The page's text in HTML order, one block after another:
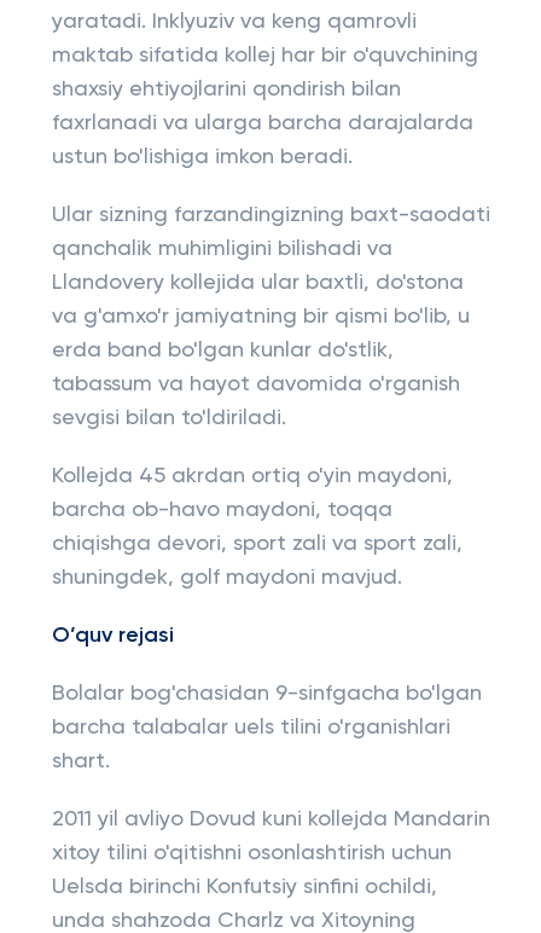
yaratadi. Inklyuziv va keng qamrovli
maktab sifatida kollej har bir o'quvchining
shaxsiy ehtiyojlarini qondirish bilan
faxrlanadi va ularga barcha darajalarda
ustun bo'lishiga imkon beradi.
Ular sizning farzandingizning baxt-saodati
qanchalik muhimligini bilishadi va
Llandovery kollejida ular baxtli, do'stona
va g'amxo'r jamiyatning bir qismi bo'lib, u
erda band bo'lgan kunlar do'stlik,
tabassum va hayot davomida o'rganish
sevgisi bilan to'ldiriladi.
Kollejda 45 akrdan ortiq o'yin maydoni,
barcha ob-havo maydoni, toqqa
chiqishga devori, sport zali va sport zali,
shuningdek, golf maydoni mavjud.
O’quv rejasi
Bolalar bog'chasidan 9-sinfgacha bo'lgan
barcha talabalar uels tilini o'rganishlari
shart.
2011 yil avliyo Dovud kuni kollejda Mandarin
xitoy tilini o'qitishni osonlashtirish uchun
Uelsda birinchi Konfutsiy sinfini ochildi,
unda shahzoda Charlz va Xitoyning